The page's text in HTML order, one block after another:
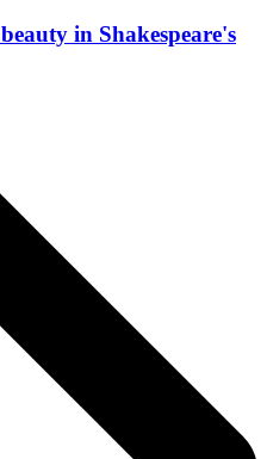
in Shakespeare's